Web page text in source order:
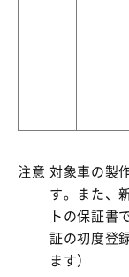
注意 対象車の製
す。また、
トの保証書
証の初度登
ます）